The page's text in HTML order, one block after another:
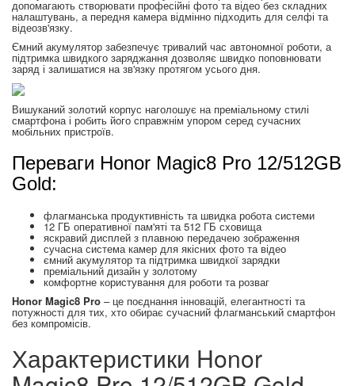
допомагають створювати професійні фото та відео без складних
налаштувань, а передня камера відмінно підходить для селфі та
відеозв'язку.
Ємний акумулятор забезпечує тривалий час автономної роботи, а
підтримка швидкого заряджання дозволяє швидко поповнювати
заряд і залишатися на зв'язку протягом усього дня.
Вишуканий золотий корпус наголошує на преміальному стилі
смартфона і робить його справжнім упором серед сучасних
мобільних пристроїв.
Переваги Honor Magic8 Pro 12/512GB
Gold:
флагманська продуктивність та швидка робота системи
12 ГБ оперативної пам'яті та 512 ГБ сховища
яскравий дисплей з плавною передачею зображення
сучасна система камер для якісних фото та відео
ємний акумулятор та підтримка швидкої зарядки
преміальний дизайн у золотому
комфортне користування для роботи та розваг
Honor Magic8 Pro – це поєднання інновацій, елегантності та
потужності для тих, хто обирає сучасний флагманський смартфон
без компромісів.
Характеристики Honor